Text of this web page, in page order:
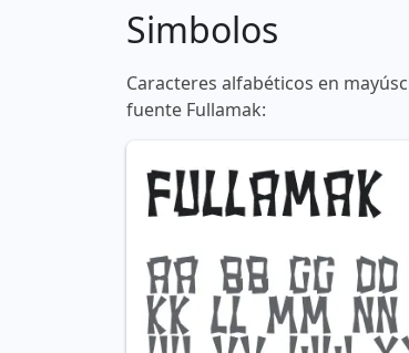
Simbolos
Caracteres alfabéticos en
fuente Fullamak: